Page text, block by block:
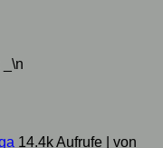
\n
14.4k Aufrufe
von